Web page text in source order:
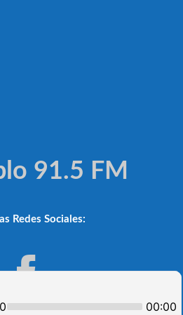
91.5 FM
Redes Sociales: